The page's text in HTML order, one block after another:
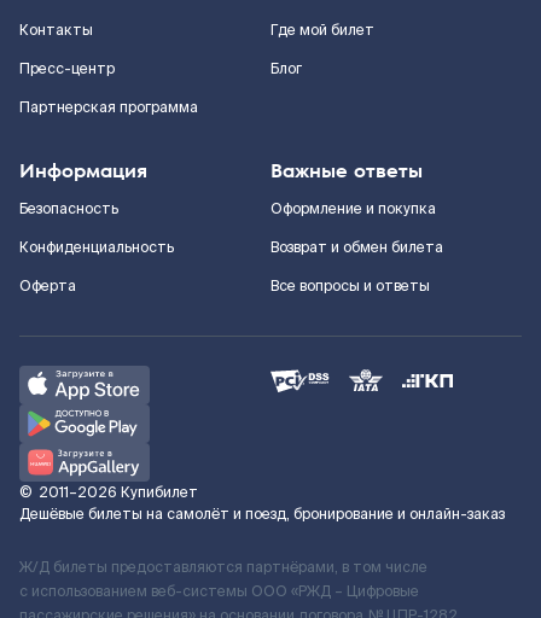
Контакты
Пресс-центр
Партнерская программа
Где мой билет
Блог
Информация
Безопасность
Конфиденциальность
Оферта
Важные ответы
Оформление и покупка
Возврат и обмен билета
Все вопросы и ответы
© 2011–2026 Купибилет
Дешёвые билеты на самолёт и поезд, бронирование и онлайн-заказ
Ж/Д билеты предоставляются партнёрами, в том числе
с использованием веб-системы ООО «РЖД – Цифровые